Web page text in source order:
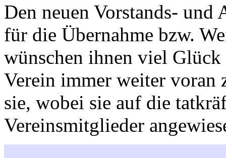
Den neuen Vorstands-
für die Übernahme bzw.
wünschen ihnen viel
Verein immer weiter
sie, wobei sie auf die
Vereinsmitglieder